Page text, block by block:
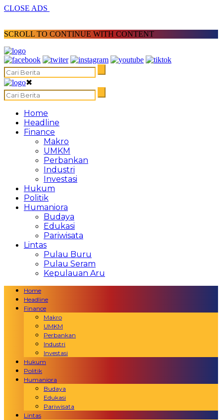
CLOSE ADS
SCROLL TO CONTINUE WITH CONTENT
✖
Home
Headline
Finance
Makro
UMKM
Perbankan
Industri
Investasi
Hukum
Politik
Humaniora
Budaya
Edukasi
Pariwisata
Lintas
Pulau Buru
Pulau Seram
Kepulauan Aru
Home
Headline
Finance
Makro
UMKM
Perbankan
Industri
Investasi
Hukum
Politik
Humaniora
Budaya
Edukasi
Pariwisata
Lintas